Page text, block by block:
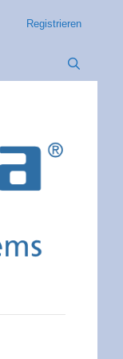
Registrieren